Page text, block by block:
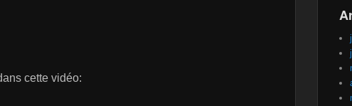
cette vidéo: